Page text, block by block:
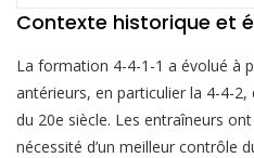
Contexte historique et
La formation 4-4-1-1 a évolué à
antérieurs, en particulier la 4-4-
du 20e siècle. Les entraîneurs
nécessité d’un meilleur contrôle